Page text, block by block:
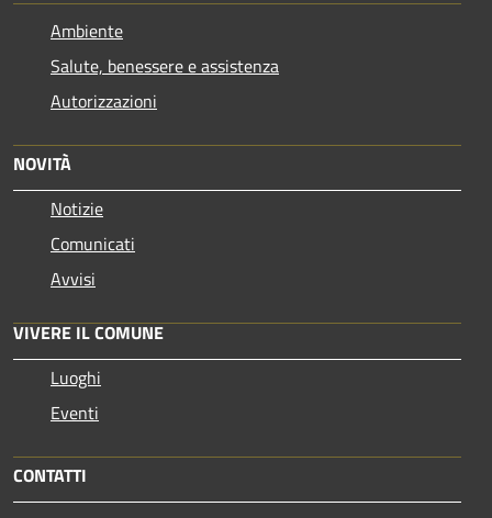
Ambiente
Salute, benessere e assistenza
Autorizzazioni
NOVITÀ
Notizie
Comunicati
Avvisi
VIVERE IL COMUNE
Luoghi
Eventi
CONTATTI